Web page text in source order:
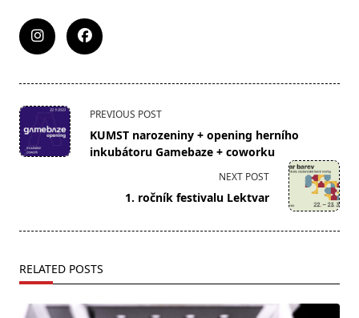
<span
class="nav-
subtitle
text">Page</span>
PREVIOUS POST
KUMST narozeniny + opening herního
inkubátoru Gamebaze + coworku
NEXT POST
1. ročník festivalu Lektvar
RELATED POSTS